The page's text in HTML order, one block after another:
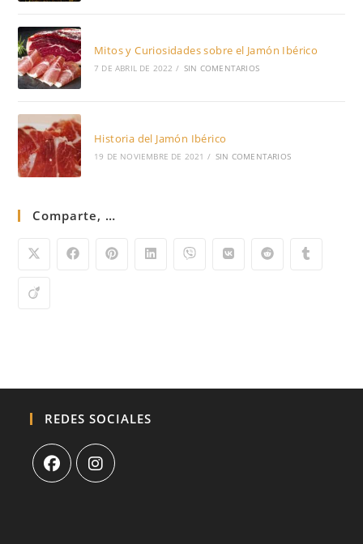
Mitos y Curiosidades sobre el Jamón Ibérico
7 DE ABRIL DE 2022 / SIN COMENTARIOS
Historia del Jamón Ibérico
19 DE NOVIEMBRE DE 2021 / SIN COMENTARIOS
Comparte, …
REDES SOCIALES